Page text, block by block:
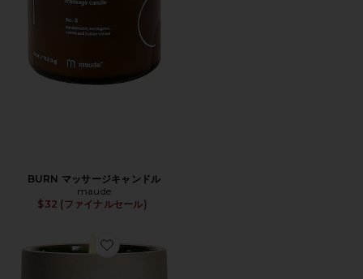
BURN マッサージキャンドル
maude
$32 (ファイナルセール)
Favorite CECE CANDLE キャンドル